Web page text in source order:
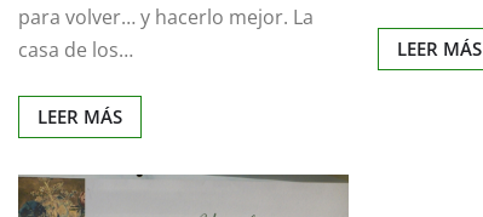
para volver… y hacerlo mejor. La
casa de los…
LEER MÁS
LEER MÁS